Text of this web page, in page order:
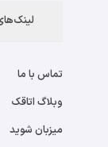
تماس با ما
وبلاگ اتاقک
میزبان شوید